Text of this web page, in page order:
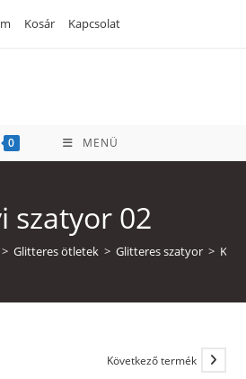
Kosár Kapcsolat
0 MENÜ
szatyor 02
> Glitteres ötletek > Glitteres szatyor >
Következő termék